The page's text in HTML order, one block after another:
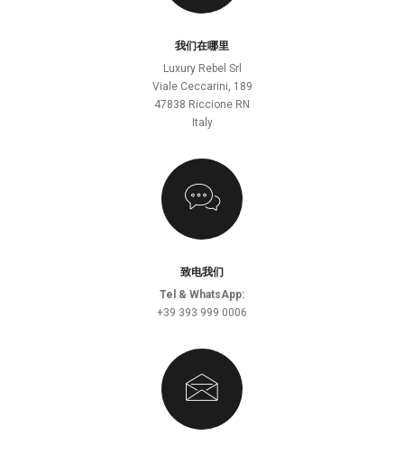
我们在哪里
Luxury Rebel Srl
Viale Ceccarini, 189
47838 Riccione RN
Italy
致电我们
Tel & WhatsApp:
+39 393 999 0006